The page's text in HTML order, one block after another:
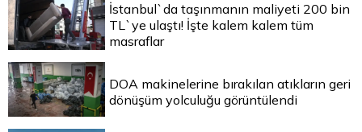
İstanbul`da taşınmanın maliyeti 200 bin
TL`ye ulaştı! İşte kalem kalem tüm
masraflar
DOA makinelerine bırakılan atıkların geri
dönüşüm yolculuğu görüntülendi